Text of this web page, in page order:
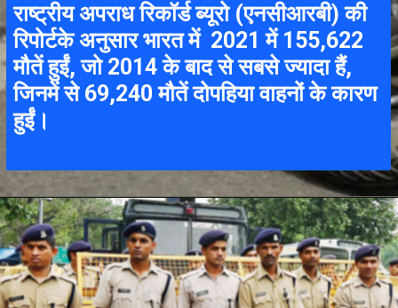
राष्ट्रीय अपराध रिकॉर्ड ब्यूरो (एनसीआरबी) की
रिपोर्टके अनुसार भारत में 2021 में 155,622
मौतें हुईं, जो 2014 के बाद से सबसे ज्यादा हैं,
जिनमें से 69,240 मौतें दोपहिया वाहनों के कारण
हुईं।